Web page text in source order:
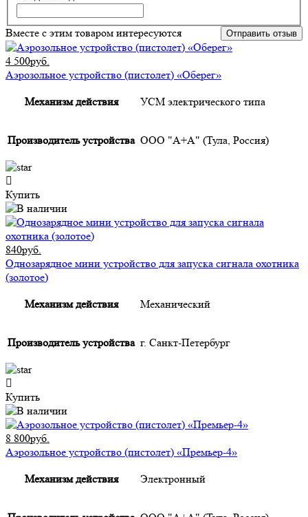
Отправить отзыв
Вместе с этим товаром интересуются
4 500руб.
Аэрозольное устройство (пистолет) «Оберег»
Механизм действия УСМ электрического типа
Производитель устройства ООО "А+А" (Тула, Россия)
Купить
840руб.
Однозарядное мини устройство для запуска сигнала охотника
(золотое)
Механизм действия Механический
Производитель устройства г. Санкт-Петербург
Купить
8 800руб.
Аэрозольное устройство (пистолет) «Премьер-4»
Механизм действия Электронный